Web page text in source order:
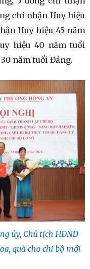
chí nhận Huy hiệu
Huy hiệu 45 năm
hiệu 40 năm tuổi
năm tuổi Đảng.
ủy, Chủ tịch HĐND
quà cho chi bộ mới